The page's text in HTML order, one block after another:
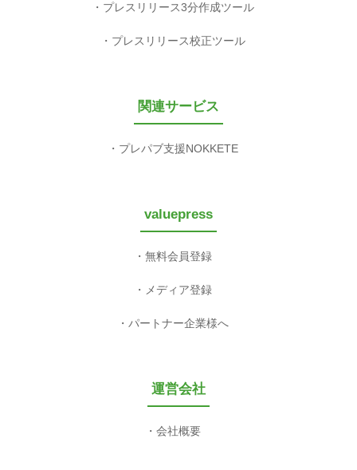
プレスリリース3分作成ツール
プレスリリース校正ツール
関連サービス
プレパブ支援NOKKETE
valuepress
無料会員登録
メディア登録
パートナー企業様へ
運営会社
会社概要